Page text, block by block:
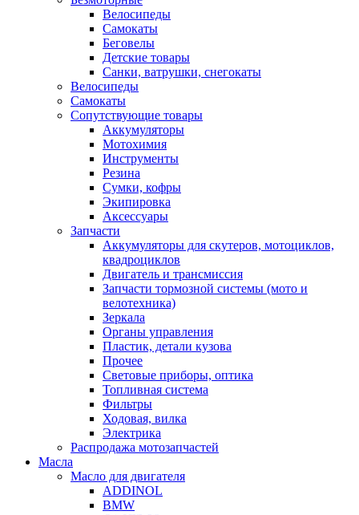
Велосипеды
Самокаты
Беговелы
Детские товары
Санки, ватрушки, снегокаты
Велосипеды
Самокаты
Сопутствующие товары
Аккумуляторы
Мотохимия
Инструменты
Резина
Сумки, кофры
Экипировка
Аксессуары
Запчасти
Аккумуляторы для скутеров, мотоциклов,
квадроциклов
Двигатель и трансмиссия
Запчасти тормозной системы (мото и
велотехника)
Зеркала
Органы управления
Пластик, детали кузова
Прочее
Световые приборы, оптика
Топливная система
Фильтры
Ходовая, вилка
Электрика
Распродажа мотозапчастей
Масла
Масло для двигателя
ADDINOL
BMW